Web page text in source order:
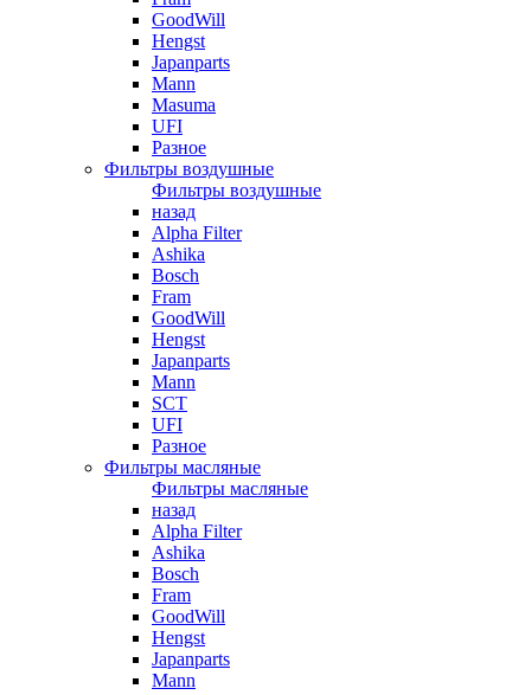
GoodWill
Hengst
Japanparts
Mann
Masuma
UFI
Разное
Фильтры воздушные
Фильтры воздушные
назад
Alpha Filter
Ashika
Bosch
Fram
GoodWill
Hengst
Japanparts
Mann
SCT
UFI
Разное
Фильтры масляные
Фильтры масляные
назад
Alpha Filter
Ashika
Bosch
Fram
GoodWill
Hengst
Japanparts
Mann